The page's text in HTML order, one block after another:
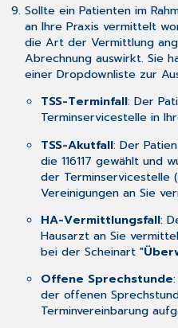
Sollte ein Patienten im
an Ihre Praxis vermittelt
die Art der Vermittlung
Abrechnung auswirkt. Sie
einer Dropdownliste zur
TSS-Terminfall: Der
Terminservicestelle in
TSS-Akutfall: Der
die 116117 gewählt und
der Terminservicestelle
Vereinigungen an Sie
HA-Vermittlungsfall:
Hausarzt an Sie
bei der Scheinart "
Offene Sprechstunde
der offenen
Terminvereinbarung